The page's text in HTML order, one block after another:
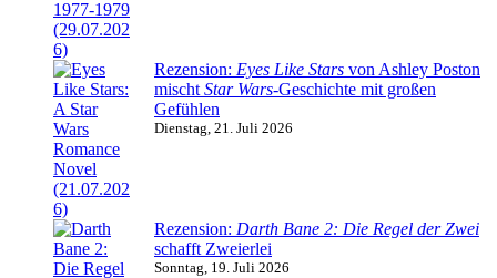
Rezension: Eyes Like Stars von Ashley Poston
mischt Star Wars-Geschichte mit großen
Gefühlen
Dienstag, 21. Juli 2026
Rezension: Darth Bane 2: Die Regel der Zwei
schafft Zweierlei
Sonntag, 19. Juli 2026